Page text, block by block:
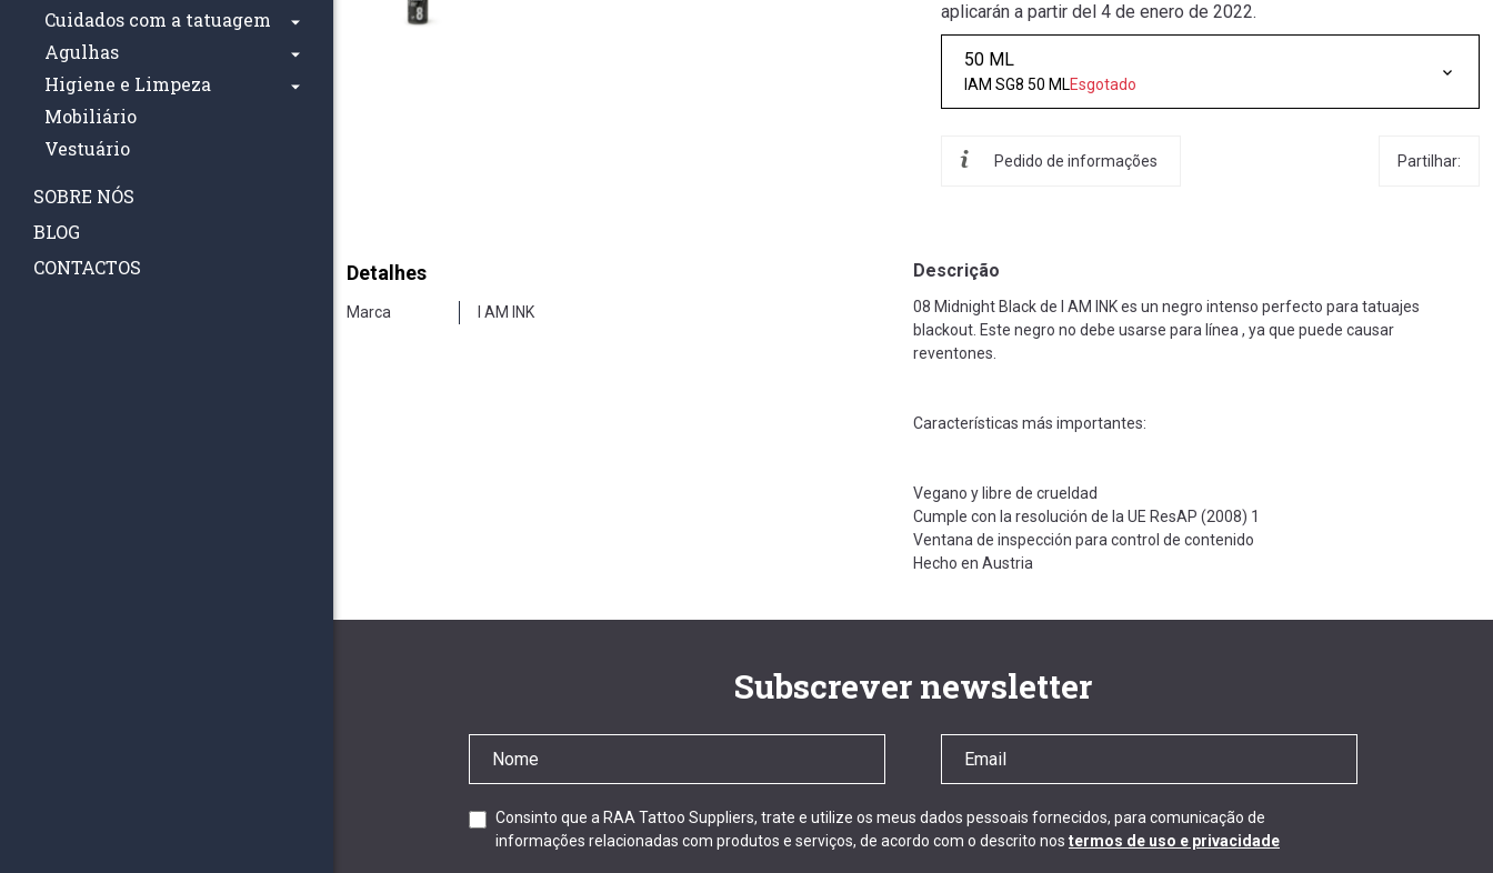
Cuidados com a tatuagem
Agulhas
Higiene e Limpeza
Mobiliário
Vestuário
SOBRE NÓS
BLOG
CONTACTOS
aplicarán a partir del 4 de enero de 2022.
50 ML
IAM SG8 50 MLEsgotado
Pedido de informações Partilhar:
Detalhes
Marca I AM INK
Descrição
08 Midnight Black de I AM INK es un negro intenso perfecto para tatuajes
blackout. Este negro no debe usarse para línea , ya que puede causar
reventones.
Características más importantes:
Vegano y libre de crueldad
Cumple con la resolución de la UE ResAP (2008) 1
Ventana de inspección para control de contenido
Hecho en Austria
Subscrever newsletter
Consinto que a RAA Tattoo Suppliers, trate e utilize os meus dados pessoais fornecidos, para comunicação de
informações relacionadas com produtos e serviços, de acordo com o descrito nos termos de uso e privacidade